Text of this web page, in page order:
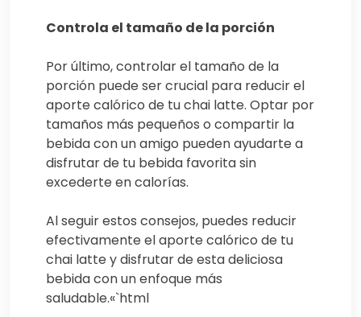
Controla el tamaño de la porción
Por último, controlar el tamaño de la
porción puede ser crucial para reducir el
aporte calórico de tu chai latte. Optar por
tamaños más pequeños o compartir la
bebida con un amigo pueden ayudarte a
disfrutar de tu bebida favorita sin
excederte en calorías.
Al seguir estos consejos, puedes reducir
efectivamente el aporte calórico de tu
chai latte y disfrutar de esta deliciosa
bebida con un enfoque más
saludable.«`html